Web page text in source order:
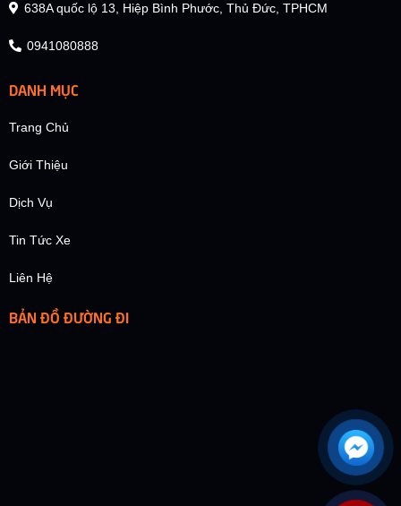
638A quốc lộ 13, Hiệp Bình Phước, Thủ Đức, TPHCM
0941080888
DANH MỤC
Trang Chủ
Giới Thiệu
Dịch Vụ
Tin Tức Xe
Liên Hệ
BẢN ĐỒ ĐƯỜNG ĐI